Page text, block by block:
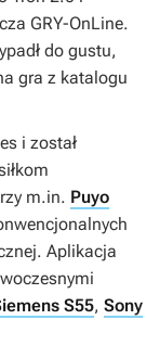
GRY-OnLine.
do gustu,
gra z katalogu
i został
m.in. Puyo
Aplikacja
S55, Sony